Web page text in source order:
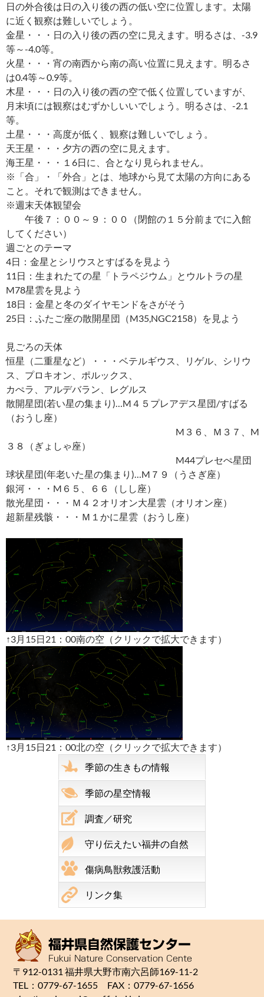
日の外合後は日の入り後の西の低い空に位置します。太陽
に近く観察は難しいでしょう。
金星・・・日の入り後の西の空に見えます。明るさは、-3.9
等～-4.0等。
火星・・・宵の南西から南の高い位置に見えます。明るさ
は0.4等～0.9等。
木星・・・日の入り後の西の空で低く位置していますが、
月末頃には観察はむずかしいいでしょう。明るさは、-2.1
等。
土星・・・高度が低く、観察は難しいでしょう。
天王星・・・夕方の西の空に見えます。
海王星・・・１6日に、合となり見られません。
※「合」・「外合」とは、地球から見て太陽の方向にある
こと。それで観測はできません。
※週末天体観望会
午後７：００～９：００（閉館の１５分前までに入館
してください）
週ごとのテーマ
4日：金星とシリウスとすばるを見よう
11日：生まれたての星「トラペジウム」とウルトラの星
M78星雲を見よう
18日：金星と冬のダイヤモンドをさがそう
25日：ふたご座の散開星団（M35,NGC2158）を見よう
見ごろの天体
恒星（二重星など）・・・ベテルギウス、リゲル、シリウ
ス、プロキオン、ポルックス、
カぺラ、アルデバラン、レグルス
散開星団(若い星の集まり)…M４５プレアデス星団/すばる
（おうし座）
M３６、Ｍ３７、M
３８（ぎょしゃ座）
M44プレセぺ星団
球状星団(年老いた星の集まり)…M７９（うさぎ座）
銀河・・・M６５、６６（しし座）
散光星団・・・Ｍ４２オリオン大星雲（オリオン座）
超新星残骸・・・Ｍ１かに星雲（おうし座）
↑3月15日21：00南の空（クリックで拡大できます）
↑3月15日21：00北の空（クリックで拡大できます）
季節の生きもの情報
季節の星空情報
調査／研究
守り伝えたい福井の自然
傷病鳥獣救護活動
リンク集
〒912-0131 福井県大野市南六呂師169-11-2
TEL：0779-67-1655 FAX：0779-67-1656